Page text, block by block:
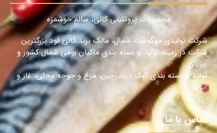
محصولات پروتئینی کالی، سالمِ خوشمزه
شرکت تولیدی مهگوشت شمال، مالک برند کالی فود بزرگترین
شرکت در زمینه تولید و بسته بندی ماکیان بومی شمال کشور و
آبزیان
تولید و بسته بندی کبک ، بلدرچین، مرغ و جوجه محلی، غاز و
آبزیان.
تماس با ما